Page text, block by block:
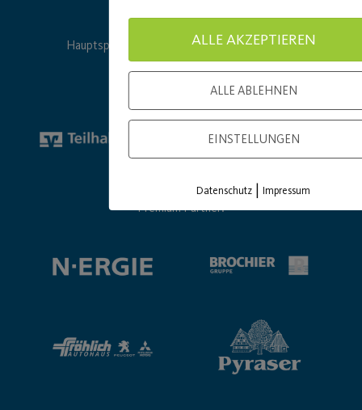
Hauptsponsor Generalausrüster
Premium Partner:
ALLE AKZEPTIEREN
ALLE ABLEHNEN
EINSTELLUNGEN
Datenschutz |Impressum